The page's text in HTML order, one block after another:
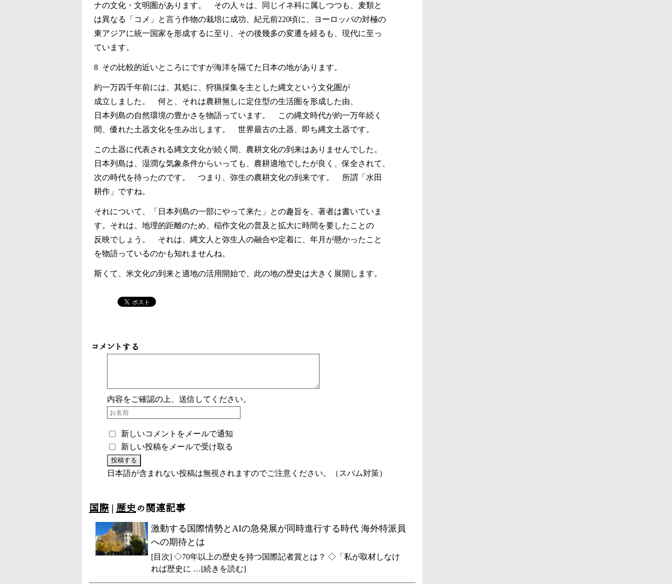
ナの文化・文明圏があります。 その人々は、同じイネ科に属しつつも、麦類と
は異なる「コメ」と言う作物の栽培に成功、紀元前220頃に、ヨーロッパの対極の
東アジアに統一国家を形成するに至り、その後幾多の変遷を経るも、現代に至っ
ています。
8 その比較的近いところにですが海洋を隔てた日本の地があります。
約一万四千年前には、其処に、狩猟採集を主とした縄文という文化圏が
成立しました。 何と、それは農耕無しに定住型の生活圏を形成した由、
日本列島の自然環境の豊かさを物語っています。 この縄文時代が約一万年続く
間、優れた土器文化を生み出します。 世界最古の土器、即ち縄文土器です。
この土器に代表される縄文文化が続く間、農耕文化の到来はありませんでした。
日本列島は、湿潤な気象条件からいっても、農耕適地でしたが良く、保全されて、
次の時代を待ったのです。 つまり、弥生の農耕文化の到来です。 所謂「水田
耕作」ですね。
それについて、「日本列島の一部にやって来た」との趣旨を、著者は書いていま
す。それは、地理的距離のため、稲作文化の普及と拡大に時間を要したことの
反映でしょう。 それは、縄文人と弥生人の融合や定着に、年月が懸かったこと
を物語っているのかも知れませんね。
斯くて、米文化の到来と適地の活用開始で、此の地の歴史は大きく展開します。
コメントする
内容をご確認の上、送信してください。
新しいコメントをメールで通知
新しい投稿をメールで受け取る
日本語が含まれない投稿は無視されますのでご注意ください。（スパム対策）
国際| 歴史の関連記事
激動する国際情勢とAIの急発展が同時進行する時代 海外特派員
への期待とは
[目次] ◇70年以上の歴史を持つ国際記者賞とは？ ◇「私が取材しなけ
れば歴史に …[続きを読む]